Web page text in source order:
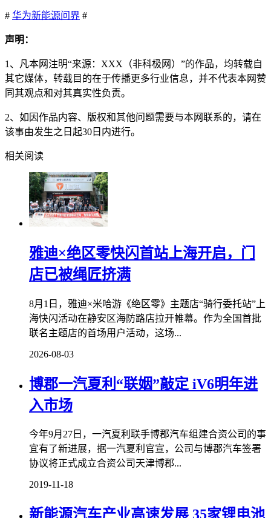
# 华为新能源问界 #
声明：
1、凡本网注明“来源：XXX（非科极网）”的作品，均转载自
其它媒体，转载目的在于传播更多行业信息，并不代表本网赞
同其观点和对其真实性负责。
2、如因作品内容、版权和其他问题需要与本网联系的，请在
该事由发生之日起30日内进行。
相关阅读
雅迪×绝区零快闪首站上海开启，门
店已被绳匠挤满
8月1日，雅迪×米哈游《绝区零》主题店“骑行委托站”上
海快闪活动在静安区海防路店拉开帷幕。作为全国首批
联名主题店的首场用户活动，这场...
2026-08-03
博郡一汽夏利“联姻”敲定 iV6明年进
入市场
今年9月27日，一汽夏利联手博郡汽车组建合资公司的事
宜有了新进展，据一汽夏利官宣，公司与博郡汽车签署
协议将正式成立合资公司天津博郡...
2019-11-18
新能源汽车产业高速发展 35家锂电池